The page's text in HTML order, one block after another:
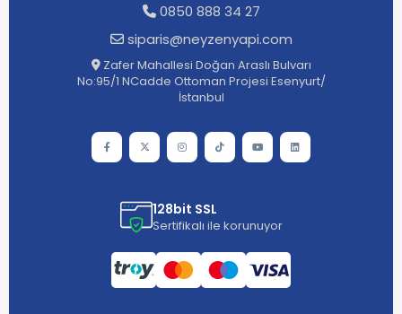
0850 888 34 27
siparis@neyzenyapi.com
Zafer Mahallesi Doğan Araslı Bulvarı
No:95/1 NCadde Ottoman Projesi Esenyurt/
İstanbul
128bit SSL
Sertifikalı ile korunuyor